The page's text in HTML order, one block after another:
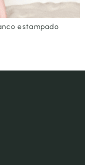
celeste verde